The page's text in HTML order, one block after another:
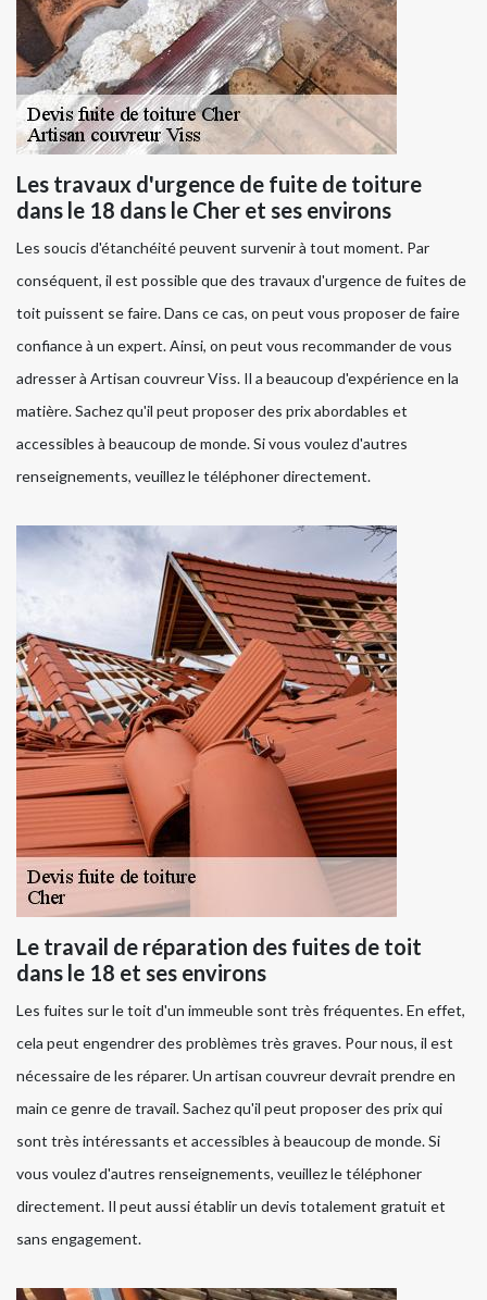
Les travaux d'urgence de fuite de toiture
dans le 18 dans le Cher et ses environs
Les soucis d'étanchéité peuvent survenir à tout moment. Par
conséquent, il est possible que des travaux d'urgence de fuites de
toit puissent se faire. Dans ce cas, on peut vous proposer de faire
confiance à un expert. Ainsi, on peut vous recommander de vous
adresser à Artisan couvreur Viss. Il a beaucoup d'expérience en la
matière. Sachez qu'il peut proposer des prix abordables et
accessibles à beaucoup de monde. Si vous voulez d'autres
renseignements, veuillez le téléphoner directement.
Le travail de réparation des fuites de toit
dans le 18 et ses environs
Les fuites sur le toit d'un immeuble sont très fréquentes. En effet,
cela peut engendrer des problèmes très graves. Pour nous, il est
nécessaire de les réparer. Un artisan couvreur devrait prendre en
main ce genre de travail. Sachez qu'il peut proposer des prix qui
sont très intéressants et accessibles à beaucoup de monde. Si
vous voulez d'autres renseignements, veuillez le téléphoner
directement. Il peut aussi établir un devis totalement gratuit et
sans engagement.